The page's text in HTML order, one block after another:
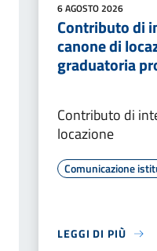
6 AGOSTO 2026
Contributo di
canone di
graduatoria
Contributo di
locazione
Comunicazione
LEGGI DI PIÙ